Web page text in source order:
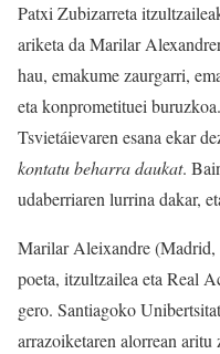
Patxi Zubizarreta
ariketa da Marilar
hau, emakume zaurgarri,
eta konprometituei
Tsvietáievaren esana ekar
kontatu beharra daukat.
udaberriaren lurrina dakar,
Marilar Aleixandre (Madrid,
poeta, itzultzailea eta Real
gero. Santiagoko
arrazoiketaren alorrean